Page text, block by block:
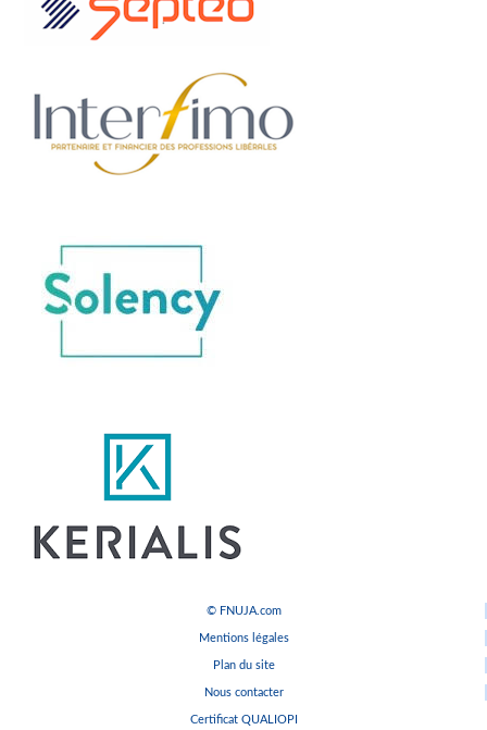
© FNUJA.com
Mentions légales
Plan du site
Nous contacter
Certificat QUALIOPI